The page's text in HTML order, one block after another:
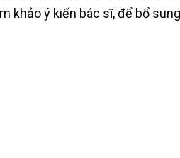
khảo ý kiến bác sĩ, để bổ